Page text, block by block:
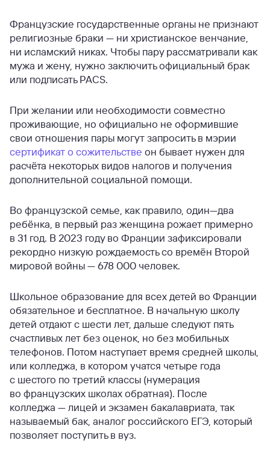
Французские государственные органы не признают
религиозные браки — ни христианское венчание,
ни исламский никах. Чтобы пару рассматривали как
мужа и жену, нужно заключить официальный брак
или подписать PACS.
При желании или необходимости совместно
проживающие, но официально не оформившие
свои отношения пары могут запросить в мэрии
сертификат о сожительстве он бывает нужен для
расчёта некоторых видов налогов и получения
дополнительной социальной помощи.
Во французской семье, как правило, один—два
ребёнка, в первый раз женщина рожает примерно
в 31 год. В 2023 году во Франции зафиксировали
рекордно низкую рождаемость со времён Второй
мировой войны — 678 000 человек.
Школьное образование для всех детей во Франции
обязательное и бесплатное. В начальную школу
детей отдают с шести лет, дальше следуют пять
счастливых лет без оценок, но без мобильных
телефонов. Потом наступает время средней школы,
или колледжа, в котором учатся четыре года
с шестого по третий классы (нумерация
во французских школах обратная). После
колледжа — лицей и экзамен бакалавриата, так
называемый бак, аналог российского ЕГЭ, который
позволяет поступить в вуз.